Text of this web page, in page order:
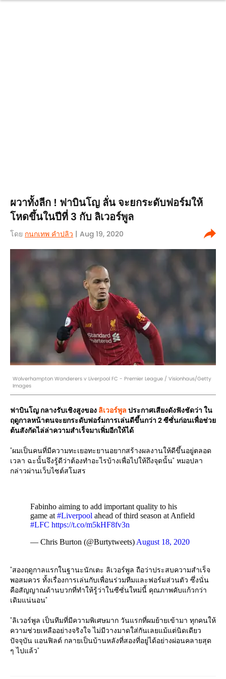
ผวาทั้งลีก ! ฟาบินโญ ลั่น จะยกระดับฟอร์มให้
โหดขึ้นในปีที่ 3 กับ ลิเวอร์พูล
โดย กนกเทพ คำปลิว | Aug 19, 2020
Wolverhampton Wanderers v Liverpool FC - Premier League / Visionhaus/Getty
Images
ฟาบินโญ กลางรับเชิงสูงของ ลิเวอร์พูล ประกาศเสียงดังฟังชัดว่า ใน
ฤดูกาลหน้าตนจะยกระดับฟอร์มการเล่นดีขึ้นกว่า 2 ซีซั่นก่อนเพื่อช่วย
ต้นสังกัดไล่ล่าความสำเร็จมาเพิ่มอีกให้ได้
"ผมเป็นคนที่มีความทะเยอทะยานอยากสร้างผลงานให้ดีขึ้นอยู่ตลอด
เวลา ฉะนั้นจึงรู้ดีว่าต้องทำอะไรบ้างเพื่อไปให้ถึงจุดนั้น" หมอปลา
กล่าวผ่านเว็บไซต์สโมสร
Fabinho aiming to add important quality to his
game at #Liverpool ahead of third season at Anfield
#LFC https://t.co/m5kHF8fv3n
— Chris Burton (@Burtytweets) August 18, 2020
"สองฤดูกาลแรกในฐานะนักเตะ ลิเวอร์พูล ถือว่าประสบความสำเร็จ
พอสมควร ทั้งเรื่องการเล่นกับเพื่อนร่วมทีมและฟอร์มส่วนตัว ซึ่งนั่น
คือสัญญาณด้านบวกที่ทำให้รู้ว่าในซีซั่นใหม่นี้ คุณภาพคับแก้วกว่า
เดิมแน่นอน"
"ลิเวอร์พูล เป็นทีมที่มีความพิเศษมาก วันแรกที่ผมย้ายเข้ามา ทุกคนให้
ความช่วยเหลืออย่างจริงใจ ไม่มีวางมาดใส่กันเลยแม้แต่นิดเดียว
ปัจจุบัน แอนฟิลด์ กลายเป็นบ้านหลังที่สองที่อยู่ได้อย่างผ่อนคลายสุด
ๆ ไปแล้ว"